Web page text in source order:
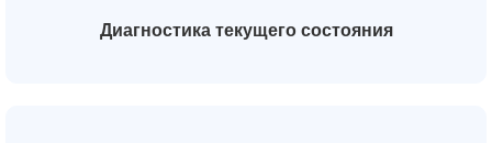
Диагностика текущего состояния